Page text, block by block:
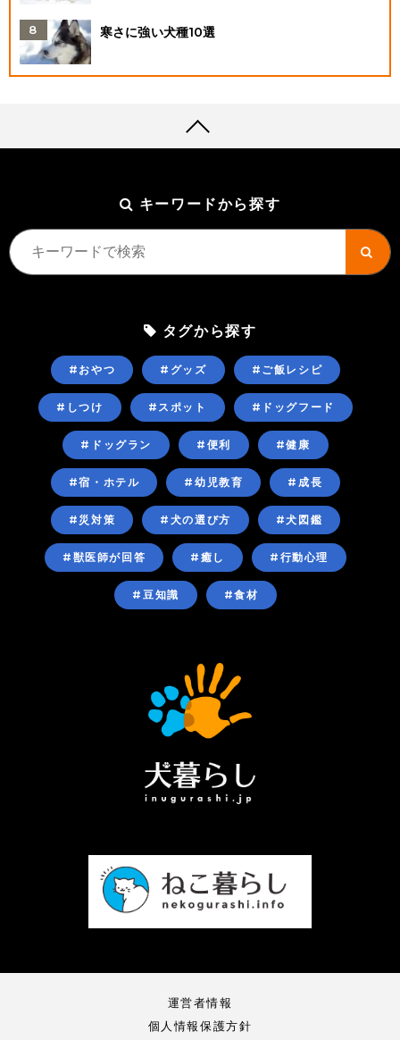
寒さに強い犬種10選
キーワードから探す
タグから探す
#おやつ #グッズ #ご飯レシピ
#しつけ #スポット #ドッグフード
#ドッグラン #便利 #健康
#宿・ホテル #幼児教育 #成長
#災対策 #犬の選び方 #犬図鑑
#獣医師が回答 #癒し #行動心理
#豆知識 #食材
運営者情報
個人情報保護方針